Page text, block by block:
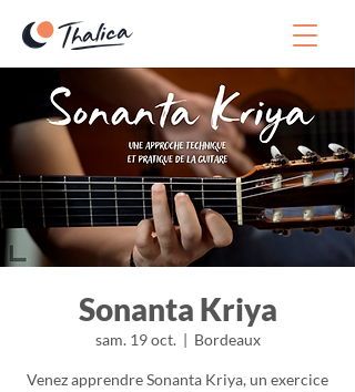
Sonanta Kriya
sam. 19 oct.
  |
Bordeaux
Venez apprendre Sonanta Kriya, un exercice